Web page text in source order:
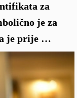
za
je za
je prije …